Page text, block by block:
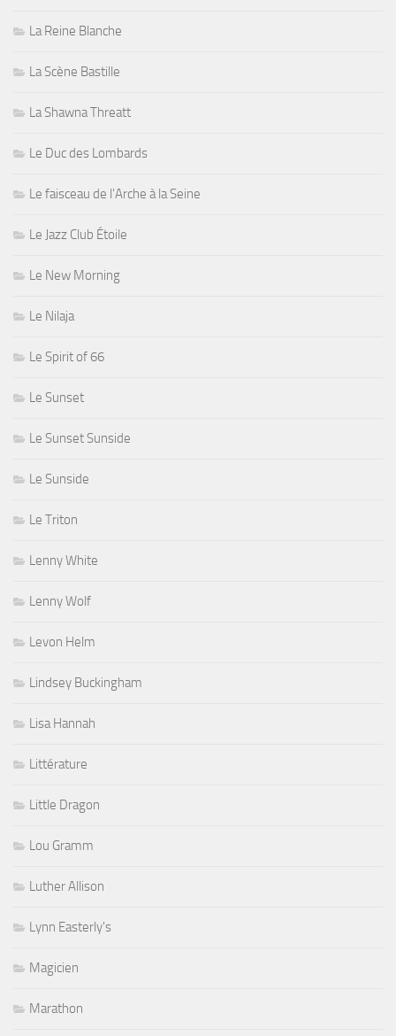
La Reine Blanche
La Scène Bastille
La Shawna Threatt
Le Duc des Lombards
Le faisceau de l'Arche à la Seine
Le Jazz Club Étoile
Le New Morning
Le Nilaja
Le Spirit of 66
Le Sunset
Le Sunset Sunside
Le Sunside
Le Triton
Lenny White
Lenny Wolf
Levon Helm
Lindsey Buckingham
Lisa Hannah
Littérature
Little Dragon
Lou Gramm
Luther Allison
Lynn Easterly's
Magicien
Marathon